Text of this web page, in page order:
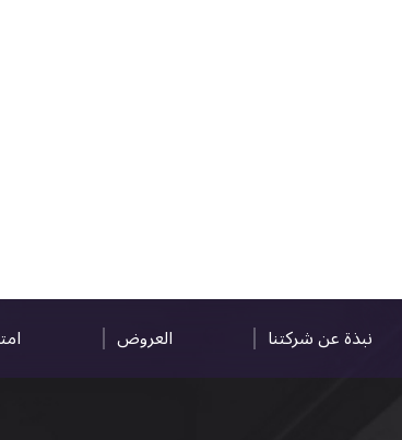
نبذة عن شركتنا العروض